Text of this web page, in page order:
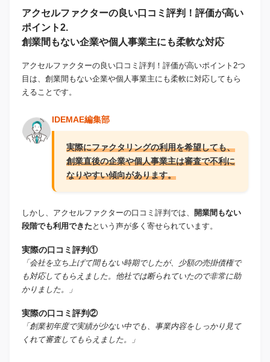
アクセルファクターの良い口コミ評判！評価が高い
ポイント2.
創業間もない企業や個人事業主にも柔軟な対応
アクセルファクターの良い口コミ評判！評価が高いポイント2つ
目は、創業間もない企業や個人事業主にも柔軟に対応してもら
えることです。
IDEMAE編集部
実際にファクタリングの利用を希望しても、
創業直後の企業や個人事業主は審査で不利に
なりやすい傾向があります。
しかし、アクセルファクターの口コミ評判では、
開業間もない
段階でも利用できた という声が多く寄せられています。
実際の口コミ評判①
「会社を立ち上げて間もない時期でしたが、少額の売掛債権で
も対応してもらえました。他社では断られていたので非常に助
かりました。」
実際の口コミ評判②
「創業初年度で実績が少ない中でも、事業内容をしっかり見て
くれて審査してもらえました。」